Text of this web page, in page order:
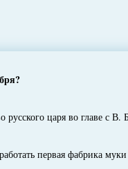
русского царя во главе с
первая фабрика